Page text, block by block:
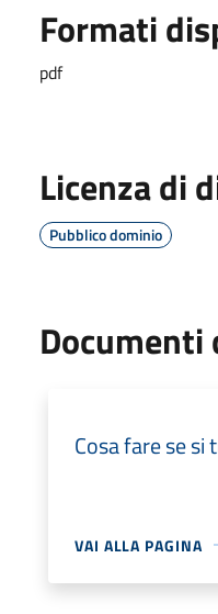
Formati
pdf
Licenza di
Pubblico dominio
Documenti
Cosa fare se
VAI ALLA PAGINA